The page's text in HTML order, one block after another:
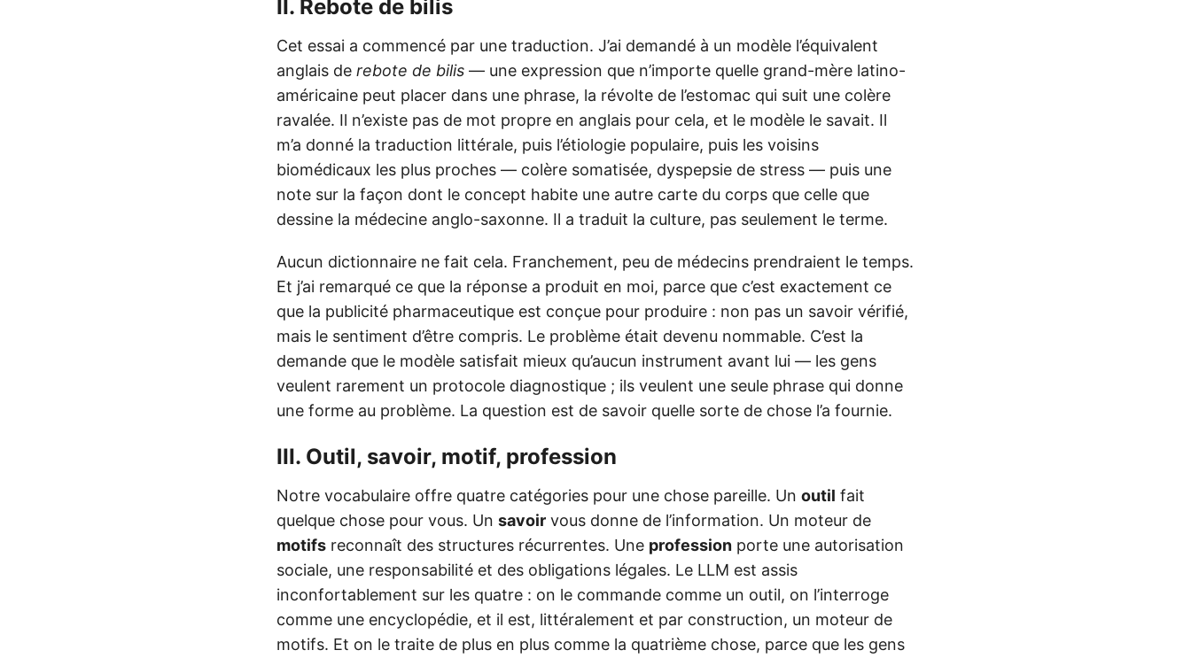
II. Rebote de bilis
Cet essai a commencé par une traduction. J’ai demandé à un modèle l’équivalent
anglais de rebote de bilis — une expression que n’importe quelle grand-mère latino-
américaine peut placer dans une phrase, la révolte de l’estomac qui suit une colère
ravalée. Il n’existe pas de mot propre en anglais pour cela, et le modèle le savait. Il
m’a donné la traduction littérale, puis l’étiologie populaire, puis les voisins
biomédicaux les plus proches — colère somatisée, dyspepsie de stress — puis une
note sur la façon dont le concept habite une autre carte du corps que celle que
dessine la médecine anglo-saxonne. Il a traduit la culture, pas seulement le terme.
Aucun dictionnaire ne fait cela. Franchement, peu de médecins prendraient le temps.
Et j’ai remarqué ce que la réponse a produit en moi, parce que c’est exactement ce
que la publicité pharmaceutique est conçue pour produire : non pas un savoir vérifié,
mais le sentiment d’être compris. Le problème était devenu nommable. C’est la
demande que le modèle satisfait mieux qu’aucun instrument avant lui — les gens
veulent rarement un protocole diagnostique ; ils veulent une seule phrase qui donne
une forme au problème. La question est de savoir quelle sorte de chose l’a fournie.
III. Outil, savoir, motif, profession
Notre vocabulaire offre quatre catégories pour une chose pareille. Un outil fait
quelque chose pour vous. Un savoir vous donne de l’information. Un moteur de
motifs reconnaît des structures récurrentes. Une profession porte une autorisation
sociale, une responsabilité et des obligations légales. Le LLM est assis
inconfortablement sur les quatre : on le commande comme un outil, on l’interroge
comme une encyclopédie, et il est, littéralement et par construction, un moteur de
motifs. Et on le traite de plus en plus comme la quatrième chose, parce que les gens